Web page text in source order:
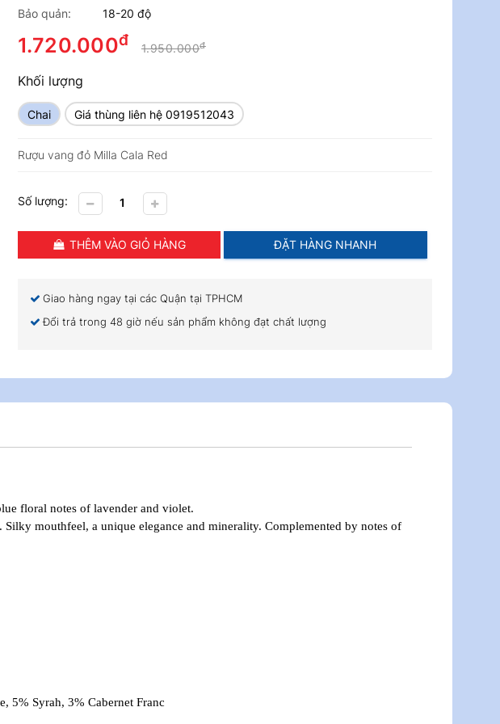
Bảo quản:
18-20 độ
1.720.000đ 1.950.000đ
Khối lượng
Chai Giá thùng liên hệ 0919512043
Rượu vang đỏ Milla Cala Red
Số lượng:
THÊM VÀO GIỎ HÀNG ĐẶT HÀNG NHANH
Giao hàng ngay tại các Quận tại TPHCM
Đổi trả trong 48 giờ nếu sản phẩm không đạt chất lượng
floral notes of lavender and violet.
mouthfeel, a unique elegance and minerality. Complemented by notes of
5% Syrah, 3% Cabernet Franc